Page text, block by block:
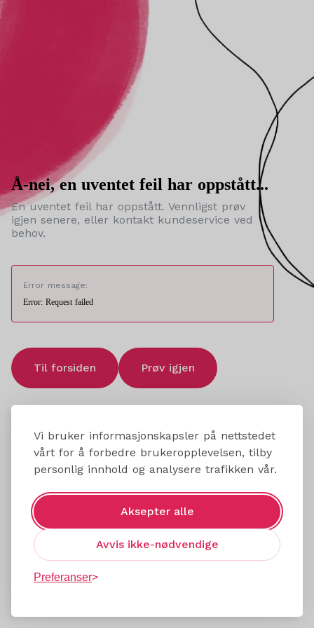
Vi bruker informasjonskapsler på nettstedet
vårt for å forbedre brukeropplevelsen, tilby
personlig innhold og analysere trafikken vår.
Aksepter alle
Avvis ikke-nødvendige
Preferanser
Å-nei, en uventet feil har oppstått...
En uventet feil har oppstått. Vennligst prøv
igjen senere, eller kontakt kundeservice ved
behov.
Error message:
Error: Request failed
Til forsiden Prøv igjen